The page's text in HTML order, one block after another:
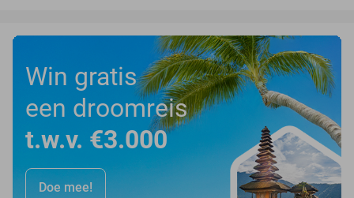
Win gratis
een droomreis
t.w.v. €3.000
Doe mee!